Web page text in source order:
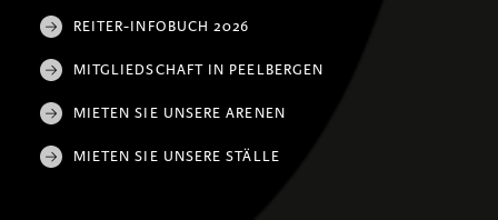
REITER-INFOBUCH 2026
MITGLIEDSCHAFT IN PEELBERGEN
MIETEN SIE UNSERE ARENEN
MIETEN SIE UNSERE STÄLLE